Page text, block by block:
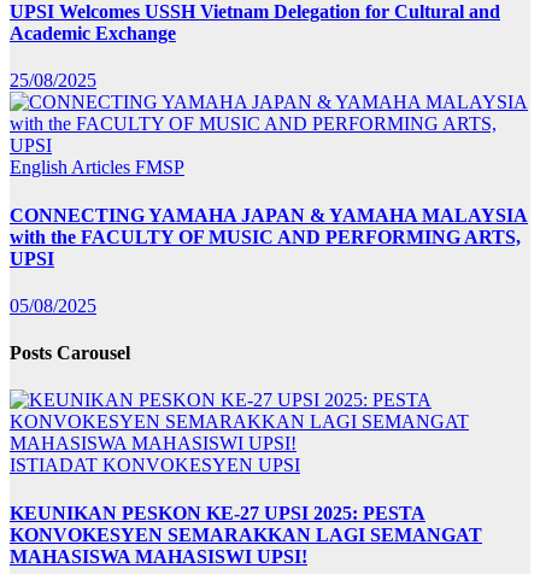
UPSI Welcomes USSH Vietnam Delegation for Cultural and
Academic Exchange
25/08/2025
English Articles FMSP
CONNECTING YAMAHA JAPAN & YAMAHA MALAYSIA
with the FACULTY OF MUSIC AND PERFORMING ARTS,
UPSI
05/08/2025
Posts Carousel
ISTIADAT KONVOKESYEN UPSI
KEUNIKAN PESKON KE-27 UPSI 2025: PESTA
KONVOKESYEN SEMARAKKAN LAGI SEMANGAT
MAHASISWA MAHASISWI UPSI!